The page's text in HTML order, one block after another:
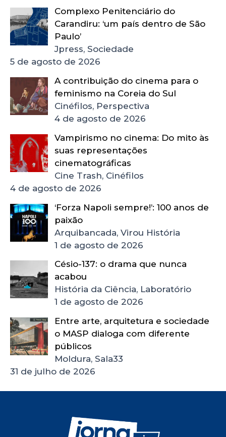
Complexo Penitenciário do
Carandiru: ‘um país dentro de São
Paulo’
Jpress, Sociedade
5 de agosto de 2026
A contribuição do cinema para o
feminismo na Coreia do Sul
Cinéfilos, Perspectiva
4 de agosto de 2026
Vampirismo no cinema: Do mito às
suas representações
cinematográficas
Cine Trash, Cinéfilos
4 de agosto de 2026
‘Forza Napoli sempre!’: 100 anos de
paixão
Arquibancada, Virou História
1 de agosto de 2026
Césio-137: o drama que nunca
acabou
História da Ciência, Laboratório
1 de agosto de 2026
Entre arte, arquitetura e sociedade
o MASP dialoga com diferente
públicos
Moldura, Sala33
31 de julho de 2026